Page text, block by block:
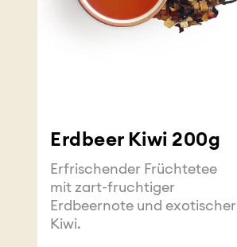
Erdbeer Kiwi 200g
Erfrischender Früchtetee
mit zart-fruchtiger
Erdbeernote und exotischer
Kiwi.